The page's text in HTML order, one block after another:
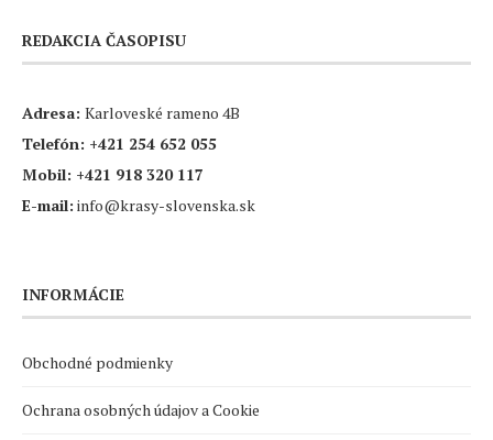
REDAKCIA ČASOPISU
Adresa: Karloveské rameno 4B
Telefón: +421 254 652 055
Mobil: +421 918 320 117
E-mail: info@krasy-slovenska.sk
INFORMÁCIE
Obchodné podmienky
Ochrana osobných údajov a Cookie